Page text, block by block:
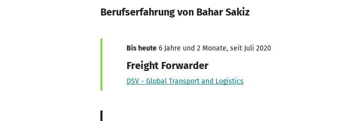
Berufserfahrung von Bahar Sakiz
Bis heute 6 Jahre und 2 Monate, seit Juli 2020
Freight Forwarder
DSV - Global Transport and Logistics